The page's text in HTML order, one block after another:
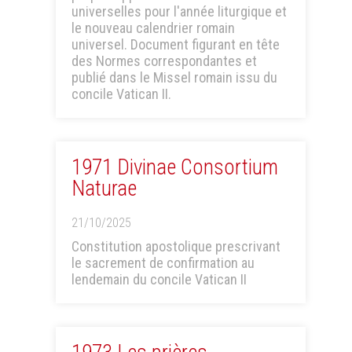
universelles pour l'année liturgique et
le nouveau calendrier romain
universel. Document figurant en tête
des Normes correspondantes et
publié dans le Missel romain issu du
concile Vatican II.
1971 Divinae Consortium
Naturae
21/10/2025
Constitution apostolique prescrivant
le sacrement de confirmation au
lendemain du concile Vatican II